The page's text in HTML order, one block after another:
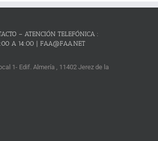
– ATENCIÓN TELEFÓNICA :
A 14:00 | FAA@FAA.NET
1- Edif. Almería , 11402 Jerez de la